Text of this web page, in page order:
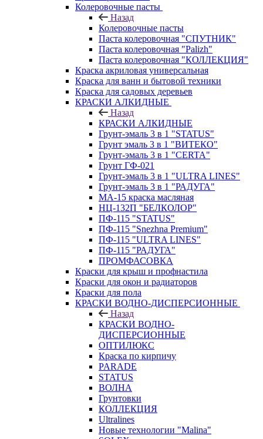
Колеровочные пасты
Назад
Колеровочные пасты
Паста колеровочная "СПУТНИК"
Паста колеровочная "Palizh"
Паста колеровочная "КОЛЛЕКЦИЯ"
Краска акриловая универсальная
Краска для ванн и бытовой техники
Краска для садовых деревьев
КРАСКИ АЛКИДНЫЕ
Назад
КРАСКИ АЛКИДНЫЕ
Грунт-эмаль 3 в 1 "STATUS"
Грунт эмаль 3 в 1 "ВИТЕКО"
Грунт-эмаль 3 в 1 "CERTA"
Грунт ГФ-021
Грунт-эмаль 3 в 1 "ULTRA LINES"
Грунт-эмаль 3 в 1 "РАДУГА"
МА-15 краска масляная
НЦ-132П "БЕЛКОЛОР"
ПФ-115 "STATUS"
ПФ-115 "Snezhna Premium"
ПФ-115 "ULTRA LINES"
ПФ-115 "РАДУГА"
ПРОМФАСОВКА
Краски для крыш и профнастила
Краски для окон и радиаторов
Краски для пола
КРАСКИ ВОДНО-ДИСПЕРСИОННЫЕ
Назад
КРАСКИ ВОДНО-
ДИСПЕРСИОННЫЕ
ОПТИЛЮКС
Краска по кирпичу
PARADE
STATUS
ВОЛНА
Грунтовки
КОЛЛЕКЦИЯ
Ultralines
Новые технологии "Malina"